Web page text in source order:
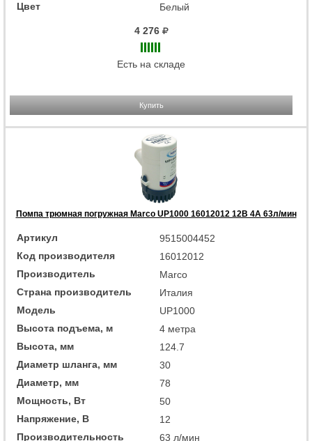
Цвет
Белый
4 276
Есть на складе
Купить
Помпа трюмная погружная Marco UP1000 16012012 12В 4А 63л/мин
Артикул
9515004452
Код производителя
16012012
Производитель
Marco
Страна производитель
Италия
Модель
UP1000
Высота подъема, м
4 метра
Высота, мм
124.7
Диаметр шланга, мм
30
Диаметр, мм
78
Мощность, Вт
50
Напряжение, В
12
Производительность
63 л/мин